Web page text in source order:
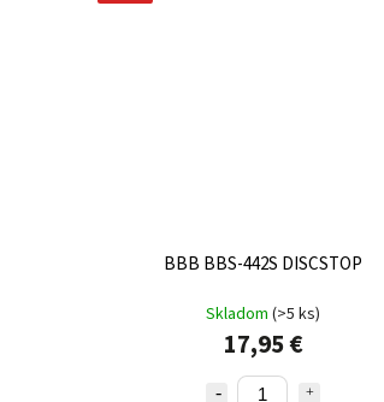
BBB BBS-442S DISCSTOP
Skladom(>5 ks)
17,95 €